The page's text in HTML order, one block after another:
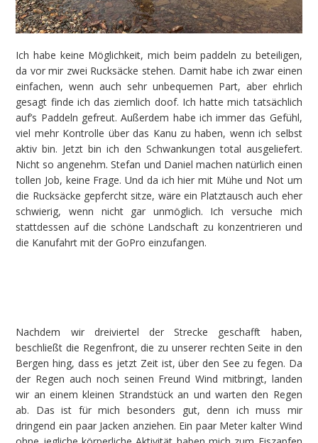
Ich habe keine Möglichkeit, mich beim paddeln zu beteiligen,
da vor mir zwei Rucksäcke stehen. Damit habe ich zwar einen
einfachen, wenn auch sehr unbequemen Part, aber ehrlich
gesagt finde ich das ziemlich doof. Ich hatte mich tatsächlich
auf’s Paddeln gefreut. Außerdem habe ich immer das Gefühl,
viel mehr Kontrolle über das Kanu zu haben, wenn ich selbst
aktiv bin. Jetzt bin ich den Schwankungen total ausgeliefert.
Nicht so angenehm. Stefan und Daniel machen natürlich einen
tollen Job, keine Frage. Und da ich hier mit Mühe und Not um
die Rucksäcke gepfercht sitze, wäre ein Platztausch auch eher
schwierig, wenn nicht gar unmöglich. Ich versuche mich
stattdessen auf die schöne Landschaft zu konzentrieren und
die Kanufahrt mit der GoPro einzufangen.
Nachdem wir dreiviertel der Strecke geschafft haben,
beschließt die Regenfront, die zu unserer rechten Seite in den
Bergen hing, dass es jetzt Zeit ist, über den See zu fegen. Da
der Regen auch noch seinen Freund Wind mitbringt, landen
wir an einem kleinen Strandstück an und warten den Regen
ab. Das ist für mich besonders gut, denn ich muss mir
dringend ein paar Jacken anziehen. Ein paar Meter kalter Wind